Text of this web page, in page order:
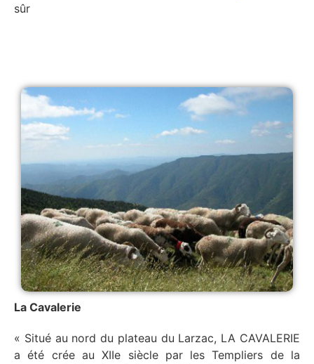
sûr
La Cavalerie
« Situé au nord du plateau du Larzac, LA CAVALERIE
a été crée au XIIe siècle par les Templiers de la